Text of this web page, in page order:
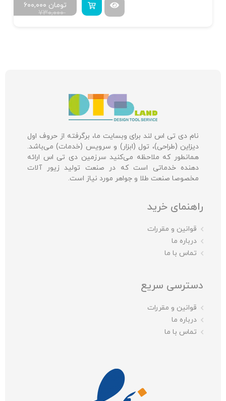
۷۳۰,۰۰۰
۶۰۰,۰۰۰ تومان
نام دی تی اس لند برای وبسایت ما، برگرفته از حروف اول
دیزاین (طراحی)، تول (ابزار) و سرویس (خدمات) می‌باشد.
همانطور که ملاحظه می‌کنید سرزمین دی تی اس ارائه
دهنده خدماتی است که در صنعت تولید زیور آلات
مخصوصا صنعت طلا و جواهر مورد نیاز است.
راهنمای خرید
قوانین و مقررات
درباره ما
تماس با ما
دسترسی سریع
قوانین و مقررات
درباره ما
تماس با ما